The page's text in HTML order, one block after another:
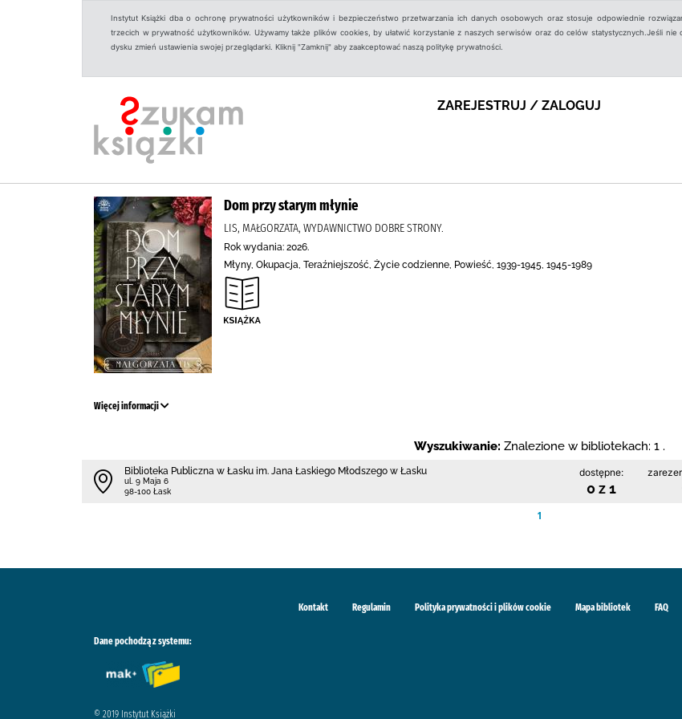
Instytut Książki dba o ochronę prywatności użytkowników i bezpieczeństwo przetwarzania ich danych osobowych oraz stosuje odpowiednie
trzecich w prywatność użytkowników. Używamy także plików cookies, by ułatwić korzystanie z naszych serwisów oraz do celów statystycznych.Jeśli nie
dysku zmień ustawienia swojej przeglądarki. Kliknij "Zamknij" aby zaakceptować naszą politykę prywatności.
ZAREJESTRUJ / ZALOGUJ
Dom przy starym młynie
LIS, MAŁGORZATA, WYDAWNICTWO DOBRE STRONY.
Rok wydania: 2026.
Młyny, Okupacja, Teraźniejszość, Życie codzienne, Powieść, 1939-1945, 1945-1989
Więcej informacji
Wyszukiwanie: Znalezione w bibliotekach: 1 .
Biblioteka Publiczna w Łasku im. Jana Łaskiego Młodszego w Łasku
ul. 9 Maja 6
98-100 Łask
dostępne:
0 z 1
1
Kontakt Regulamin Polityka prywatności i plików cookie Mapa bibliotek FAQ
Dane pochodzą z systemu:
© 2019 Instytut Książki